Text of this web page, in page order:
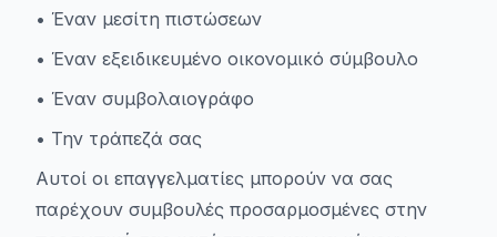
• Έναν μεσίτη πιστώσεων
• Έναν εξειδικευμένο οικονομικό σύμβουλο
• Έναν συμβολαιογράφο
• Την τράπεζά σας
Αυτοί οι επαγγελματίες μπορούν να σας
παρέχουν συμβουλές προσαρμοσμένες στην